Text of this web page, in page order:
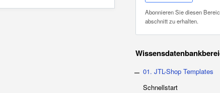
Abonnieren Sie diesen
abschnitt zu erhalten.
01. JTL-Shop Templates
Schnellstart